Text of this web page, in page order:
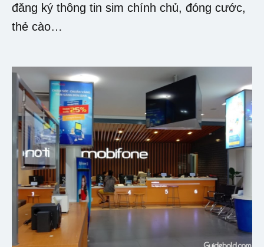
đăng ký thông tin sim chính chủ, đóng cước,
thẻ cào…